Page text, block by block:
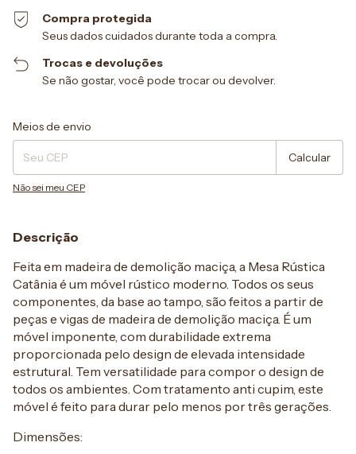
Compra protegida
Seus dados cuidados durante toda a compra.
Trocas e devoluções
Se não gostar, você pode trocar ou devolver.
Entregas para o CEP:
Meios de envio
Calcular
Não sei meu CEP
Descrição
Feita em madeira de demolição maciça, a Mesa Rústica
Catânia é um móvel rústico moderno. Todos os seus
componentes, da base ao tampo, são feitos a partir de
peças e vigas de madeira de demolição maciça. É um
móvel imponente, com durabilidade extrema
proporcionada pelo design de elevada intensidade
estrutural. Tem versatilidade para compor o design de
todos os ambientes. Com tratamento anti cupim, este
móvel é feito para durar pelo menos por três gerações.
Dimensões: